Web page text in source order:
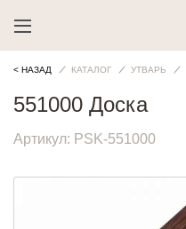
< НАЗАД КАТАЛОГ УТВАРЬ
551000 Доска
Артикул: PSK-551000